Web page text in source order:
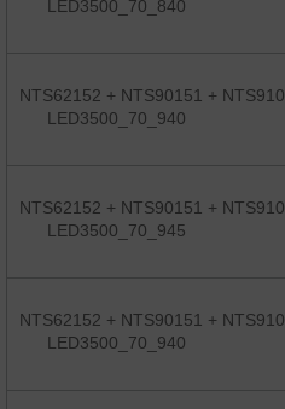
LED3500_70_840
NTS62152 + NTS90151 +
LED3500_70_940
NTS62152 + NTS90151 +
LED3500_70_945
NTS62152 + NTS90151 +
LED3500_70_940